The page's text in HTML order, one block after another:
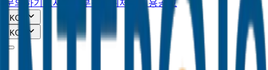
문의하기
오시는길 부정행위제보 채용공고
KOR
KOR
About us